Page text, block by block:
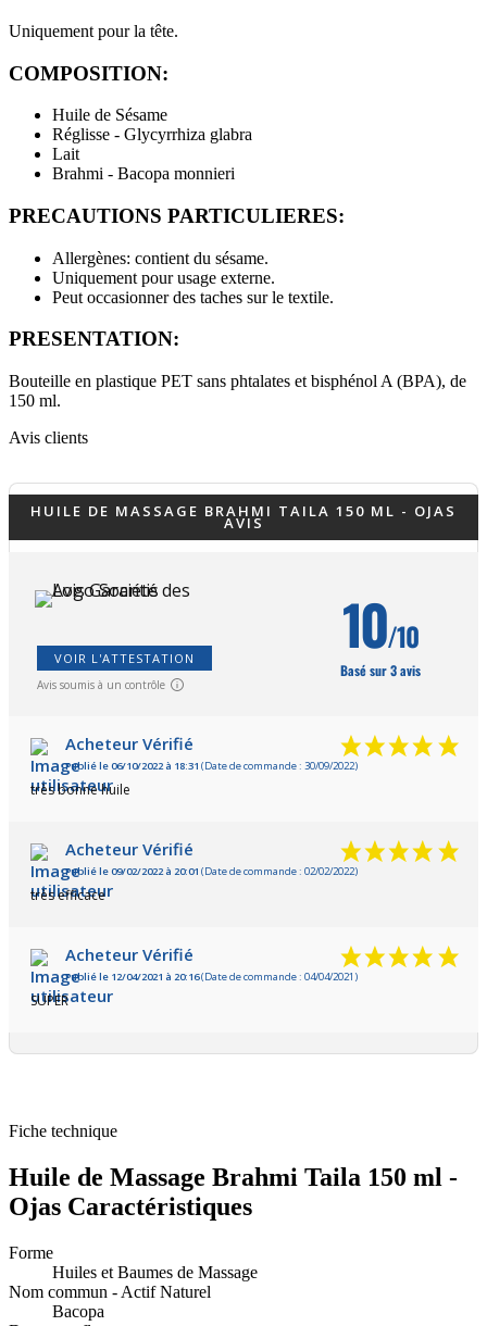
Uniquement pour la tête.
COMPOSITION:
Huile de Sésame
Réglisse - Glycyrrhiza glabra
Lait
Brahmi - Bacopa monnieri
PRECAUTIONS PARTICULIERES:
Allergènes: contient du sésame.
Uniquement pour usage externe.
Peut occasionner des taches sur le textile.
PRESENTATION:
Bouteille en plastique PET sans phtalates et bisphénol A (BPA), de
150 ml.
Avis clients
HUILE DE MASSAGE BRAHMI TAILA 150 ML - OJAS
AVIS
VOIR L'ATTESTATION
Avis soumis à un contrôle
10/10
Basé sur 3 avis
Acheteur Vérifié
Publié le 06/10/2022 à 18:31 (Date de commande : 30/09/2022)
très bonne huile
Acheteur Vérifié
Publié le 09/02/2022 à 20:01 (Date de commande : 02/02/2022)
très efficace
Acheteur Vérifié
Publié le 12/04/2021 à 20:16(Date de commande : 04/04/2021)
SUPER
Fiche technique
Huile de Massage Brahmi Taila 150 ml -
Ojas Caractéristiques
Forme
Huiles et Baumes de Massage
Nom commun - Actif Naturel
Bacopa